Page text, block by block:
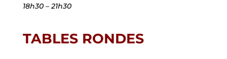
18h30 – 21h30
TABLES RONDES